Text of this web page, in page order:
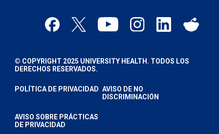
© COPYRIGHT 2025 UNIVERSITY HEALTH. TODOS LOS
DERECHOS RESERVADOS.
POLÍTICA DE PRIVACIDAD AVISO DE NO
DISCRIMINACIÓN
AVISO SOBRE PRÁCTICAS
DE PRIVACIDAD